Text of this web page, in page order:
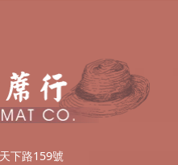
下路159號